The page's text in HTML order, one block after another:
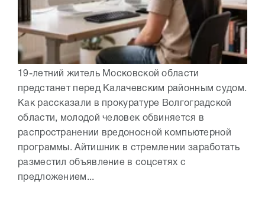
19-летний житель Московской области
предстанет перед Калачевским районным судом.
Как рассказали в прокуратуре Волгоградской
области, молодой человек обвиняется в
распространении вредоносной компьютерной
программы. Айтишник в стремлении заработать
разместил объявление в соцсетях с
предложением...